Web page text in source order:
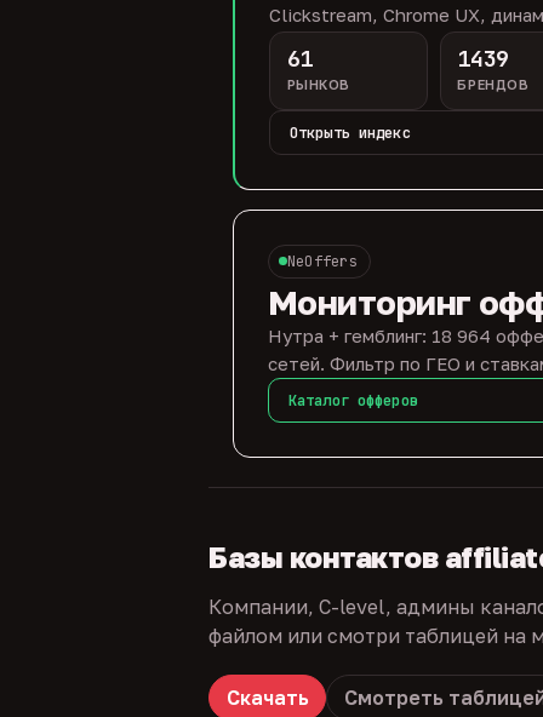
Clickstream, Chrome UX,
61
РЫНКОВ
1439
БРЕНДОВ
Открыть индекс
NeOffers
Мониторинг
Нутра + гемблинг: 18 964
сетей. Фильтр по ГЕО и
Каталог офферов
Базы контактов
Компании, C-level, админы
файлом или смотри таблицей на
Скачать Смотреть